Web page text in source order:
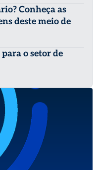
Conheça as
deste meio de
o setor de